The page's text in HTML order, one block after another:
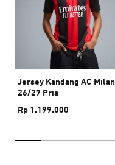
Jersey Kandang AC Milan
26/27 Pria
Rp 1.199.000